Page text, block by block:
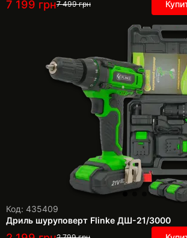
7 199 грн7 499грн
Код: 435409
Дриль шуруповерт Flinke ДШ-21/3000